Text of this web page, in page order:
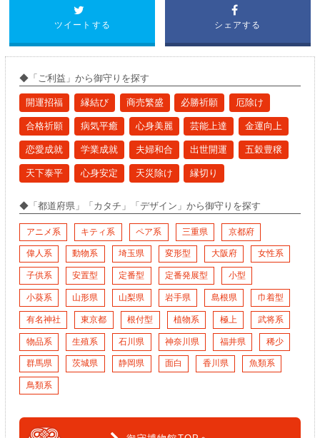
ツイートする シェアする
◆「 ご利益 」から御守り を探す
開運招福 縁結び 商売繁盛 必勝祈願 厄除け
合格祈願 病気平癒 心身美麗 芸能上達 金運向上
恋愛成就 学業成就 夫婦和合 出世開運 五穀豊穣
天下泰平 心身安定 天災除け 縁切り
◆「都道府県」「カタチ」「デザイン」から御守り を探す
アニメ系 キティ系 ペア系 三重県 京都府
偉人系 動物系 埼玉県 変形型 大阪府 女性系
子供系 安置型 定番型 定番発展型 小型
小葵系 山形県 山梨県 岩手県 島根県 巾着型
有名神社 東京都 根付型 植物系 極上 武将系
物品系 生殖系 石川県 神奈川県 福井県 稀少
群馬県 茨城県 静岡県 面白 香川県 魚類系
鳥類系